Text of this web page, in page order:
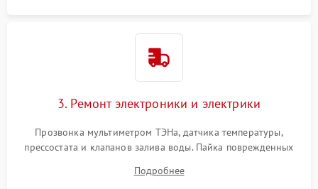
3. Ремонт электроники и электрики
Прозвонка мультиметром ТЭНа, датчика температуры,
прессостата и клапанов залива воды. Пайка поврежденных
Восстановление целостности проводки и контактов.
Подробнее